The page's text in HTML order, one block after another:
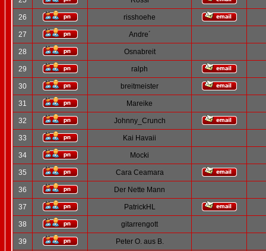
26 risshoehe
27 Andre´
28 Osnabreit
29 ralph
30 breitmeister
31 Mareike
32 Johnny_Crunch
33 Kai Havaii
34 Mocki
35 Cara Ceamara
36 Der Nette Mann
37 PatrickHL
38 gitarrengott
39 Peter O. aus B.